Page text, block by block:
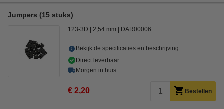
Jumpers (15 stuks)
123-3D 2,54 mm DAR00006
Bekijk de specificaties en beschrijving
Direct leverbaar
Morgen in huis
€ 2,20 Bestellen